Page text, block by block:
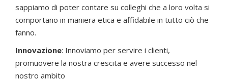
sappiamo di poter contare su colleghi che a loro volta si
comportano in maniera etica e affidabile in tutto ciò che
fanno.
Innovazione: Innoviamo per servire i clienti,
promuovere la nostra crescita e avere successo nel
nostro ambito